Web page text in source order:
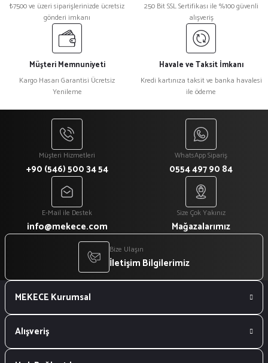
₺7500 ve üzeri siparişlerinizde ücretsiz
gönderi imkanı
250 Bit SSL Sertifikası ile %100 güvenli
alışveriş
Müşteri Memnuniyeti
Kargo Hasarı Garantisi Ücretsiz
Yenileme
Havale ve Taksit İmkanı
Kredi kartınıza taksit ve banka havalesi
ile ödeme
Müşteri Hizmetleri
+90 (546) 500 34 54
WhatsApp Sipariş
0554 497 90 84
E-Mail ile Destek
info@mekece.com
Size Çok Yakınız
Mağazalarımız
Bize Ulaşın
İletişim Bilgilerimiz
MEKECE Kurumsal
Alışveriş